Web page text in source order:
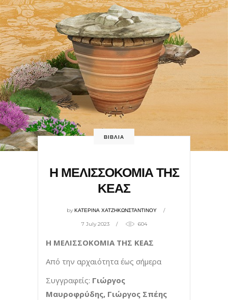
ΒΙΒΛΙΑ
Η ΜΕΛΙΣΣΟΚΟΜΙΑ ΤΗΣ
ΚΕΑΣ
byΚΑΤΕΡΙΝΑ ΧΑΤΖΗΚΩΝΣΤΑΝΤΙΝΟΥ
7 July 2023 604
Η ΜΕΛΙΣΣΟΚΟΜΙΑ ΤΗΣ ΚΕΑΣ
Από την αρχαιότητα έως σήμερα
Συγγραφείς: Γιώργος
Μαυροφρύδης, Γιώργος Σπέης